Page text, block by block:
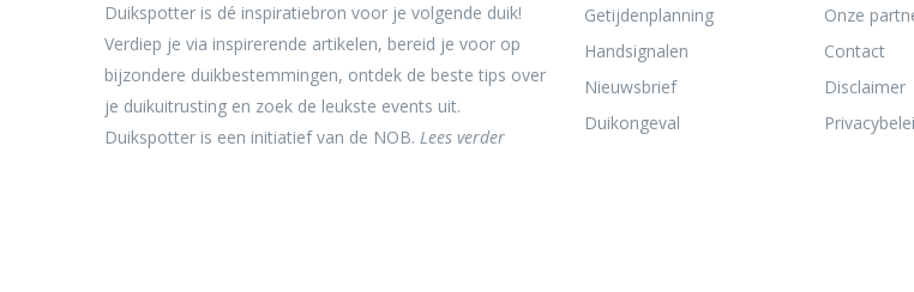
Duikspotter is dé inspiratiebron voor je volgende duik!
Verdiep je via inspirerende artikelen, bereid je voor op
bijzondere duikbestemmingen, ontdek de beste tips over
je duikuitrusting en zoek de leukste events uit.
Duikspotter is een initiatief van de NOB. Lees verder
Getijdenplanning
Handsignalen
Nieuwsbrief
Duikongeval
Onze
Contact
Disclaimer